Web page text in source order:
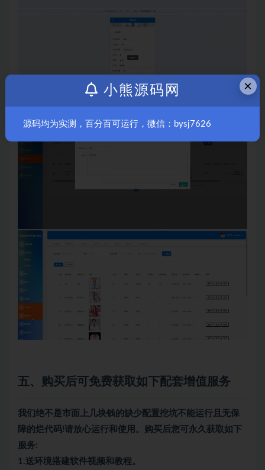
五、购买后可免费获取如下配套增值服务
我们绝不是市面上几块钱的缺少配置挖坑不能运行且无保
障的烂代码!请放心运行和使用。购买后您可永久获取如下
服务:
1.送环境搭建软件视频和教程。
×
小熊源码网
源码均为实测，百分百可运行，微信：bysj7626